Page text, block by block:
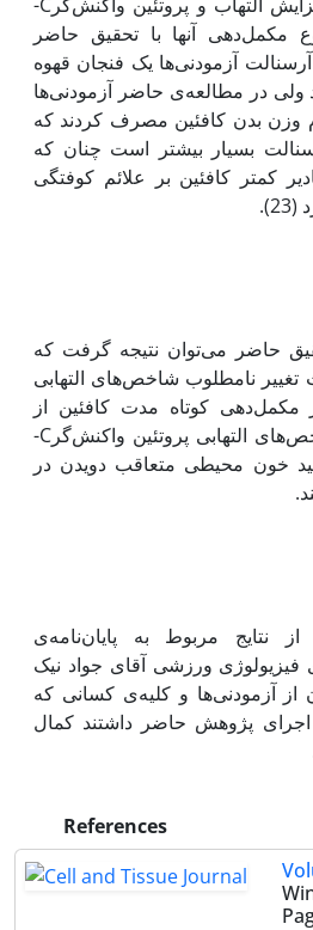
نوع مکمل‌دهی آنها با تحقیق حاضر
آزمودنی‌ها یک فنجان قهوه
در مطالعه‌ی حاضر آزمودنی‌ها
وزن بدن کافئین مصرف کردند که
بسیار بیشتر است چنان ‌که
کمتر کافئین بر علائم کوفتگی
حاضر می‌توان نتیجه گرفت که
نامطلوب شاخص‌های التهابی
کوتاه مدت کافئین از
افزایش بیش از حد شاخص‌‌های التهابی پروتئین ‌واکنش‌گرC-
خون محیطی متعاقب دویدن در
نتایج مربوط به پایان‌نامه‌ی
ورزشی آقای جواد نیک
از آزمودنی‌‍‌ها و کلیه‌ی کسانی که
پژوهش حاضر داشتند کمال
References